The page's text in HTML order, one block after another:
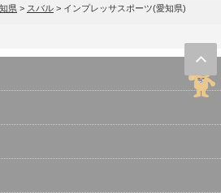
県 > スバル > インプレッサスポーツ(愛知県)